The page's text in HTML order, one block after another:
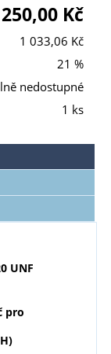
Kč
1 033,06 Kč
21 %
nedostupné
1 ks
UNF
pro